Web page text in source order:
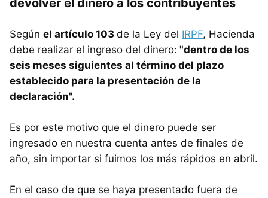
Según el artículo 103 de la Ley del IRPF, Hacienda
debe realizar el ingreso del dinero: "dentro de los
seis meses siguientes al término del plazo
establecido para la presentación de la
declaración".
Es por este motivo que el dinero puede ser
ingresado en nuestra cuenta antes de finales de
año, sin importar si fuimos los más rápidos en abril.
En el caso de que se haya presentado fuera de